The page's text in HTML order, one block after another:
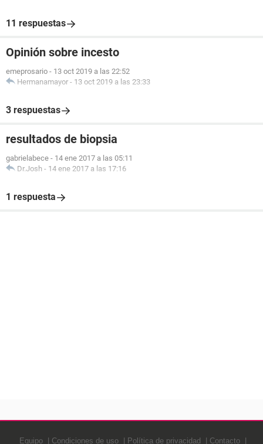
11 respuestas
Opinión sobre incesto
emeprosario - 13 oct 2019 a las 22:52
Hermanamayor - 13 oct 2019 a las 23:33
3 respuestas
resultados de biopsia
gabrielabece - 14 ene 2017 a las 05:11
Dr.Josh - 14 ene 2017 a las 17:16
1 respuesta
Equipo Condiciones de uso Política de privacidad Contacto